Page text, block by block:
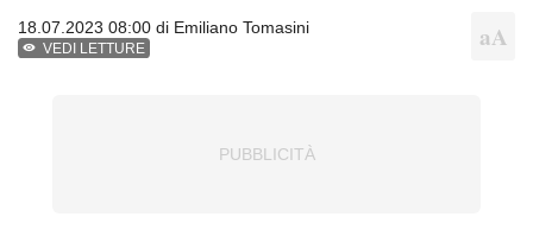
18.07.2023 08:00 di Emiliano Tomasini
VEDI LETTURE